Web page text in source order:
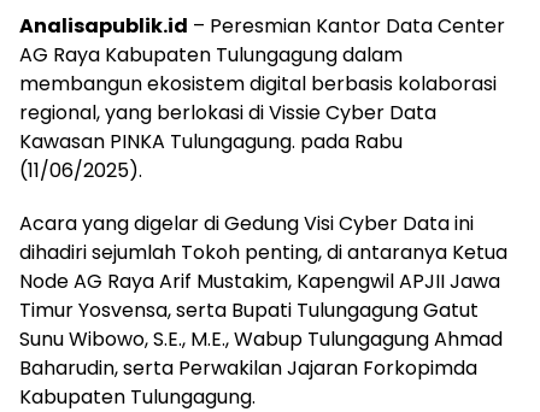
Analisapublik.id – Peresmian Kantor Data Center
AG Raya Kabupaten Tulungagung dalam
membangun ekosistem digital berbasis kolaborasi
regional, yang berlokasi di Vissie Cyber Data
Kawasan PINKA Tulungagung. pada Rabu
(11/06/2025).
Acara yang digelar di Gedung Visi Cyber Data ini
dihadiri sejumlah Tokoh penting, di antaranya Ketua
Node AG Raya Arif Mustakim, Kapengwil APJII Jawa
Timur Yosvensa, serta Bupati Tulungagung Gatut
Sunu Wibowo, S.E., M.E., Wabup Tulungagung Ahmad
Baharudin, serta Perwakilan Jajaran Forkopimda
Kabupaten Tulungagung.